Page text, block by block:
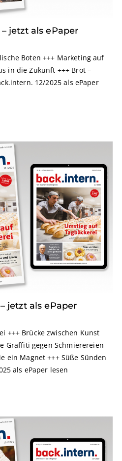
jetzt als ePaper
Boten +++ Marketing auf
in die Zukunft +++ Brot –
12/2025 als ePaper
jetzt als ePaper
+++ Brücke zwischen Kunst
Graffiti gegen Schmierereien
ein Magnet +++ Süße Sünden
als ePaper lesen